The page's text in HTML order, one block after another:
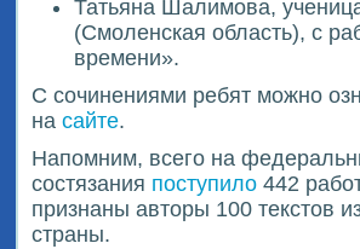
Татьяна Шалимова,
(Смоленская область), с
времени».
С сочинениями ребят можно
насайте.
Напомним, всего на
состязания поступило 442
признаны авторы 100 текстов
страны.